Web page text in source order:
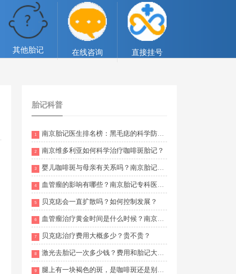
其他胎记 在线咨询 直接挂号
胎记科普
1 南京胎记医生排名榜：黑毛痣的科学防护方法与注意事项
2 南京维多利亚如何科学治疗咖啡斑胎记？
3 婴儿咖啡斑与母亲有关系吗？南京胎记专科医院排名
4 血管瘤的影响有哪些？南京胎记专科医院排名
5 贝克痣会一直扩散吗？如何控制发展？
6 血管瘤治疗黄金时间是什么时候？南京维多利亚胎记诊疗地址在哪？
7 贝克痣治疗费用大概多少？贵不贵？
8 激光去胎记一次多少钱？费用和胎记大小、颜色有关吗？
9 腿上有一块褐色的斑，是咖啡斑还是别的？